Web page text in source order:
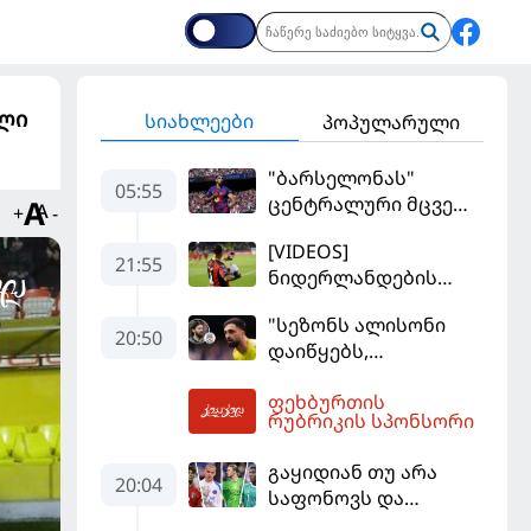
+ -
სიახლეები პოპულარული
05:55
"ბარსელონას"
ცენტრალური მცველი
"ლივერპულში"
გააგრძელებს
21:55
[VIDEOS]
ნიდერლანდების
იეგოიანის გოლით
გაიხსნა - ის მატჩის
20:50
"სეზონს ალისონი
დაიწყებს,
შანსის
გამოსაყენებლად
სჭირდება,
რომელსაც 100%-ით
ფეხბურთის
რუბრიკის სპონსორი
20:04
გაყიდიან თუ არა
საფონოვს და